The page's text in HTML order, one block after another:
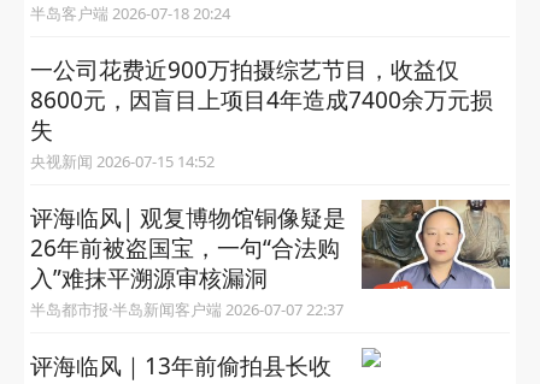
半岛客户端 2026-07-18 20:24
一公司花费近900万拍摄综艺节目，收益仅
8600元，因盲目上项目4年造成7400余万元损
失
央视新闻 2026-07-15 14:52
评海临风| 观复博物馆铜像疑是
26年前被盗国宝，一句“合法购
入”难抹平溯源审核漏洞
半岛都市报·半岛新闻客户端 2026-07-07 22:37
评海临风｜13年前偷拍县长收